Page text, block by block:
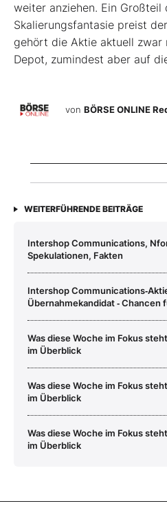
weiter anziehen. Ein Großteil
Skalierungsfantasie preist
gehört die Aktie aktuell
Depot, zumindest aber auf
von BÖRSE ONLINE
WEITERFÜHRENDE BEITRÄGE
Intershop Communications,
Spekulationen, Fakten
Intershop
Übernahmekandidat ‑ Chancen
Was diese Woche im Fokus
im Überblick
Was diese Woche im Fokus
im Überblick
Was diese Woche im Fokus
im Überblick